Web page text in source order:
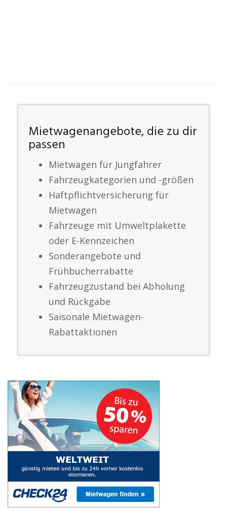
Mietwagenangebote, die zu dir
passen
Mietwagen für Jungfahrer
Fahrzeugkategorien und -größen
Haftpflichtversicherung für
Mietwagen
Fahrzeuge mit Umweltplakette
oder E-Kennzeichen
Sonderangebote und
Frühbucherrabatte
Fahrzeugzustand bei Abholung
und Rückgabe
Saisonale Mietwagen-
Rabattaktionen